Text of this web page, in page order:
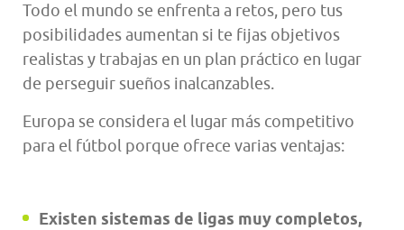
Todo el mundo se enfrenta a retos, pero tus
posibilidades aumentan si te fijas objetivos
realistas y trabajas en un plan práctico en lugar
de perseguir sueños inalcanzables.
Europa se considera el lugar más competitivo
para el fútbol porque ofrece varias ventajas:
Existen sistemas de ligas muy completos,